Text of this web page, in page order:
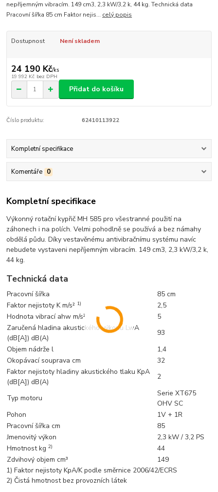
nepříjemným vibracím. 149 cm3, 2,3 kW/3,2 k, 44 kg. Technická data
Pracovní šířka 85 cm Faktor nejis... celý popis
Dostupnost Není skladem
24 190 Kč/ks
19 992 Kč bez DPH
Přidat do košíku
Číslo produktu: 62410113922
Kompletní specifikace
Komentáře 0
Kompletní specifikace
Výkonný rotační kypřič MH 585 pro všestranné použití na
záhonech i na polích. Velmi pohodlně se používá a bez námahy
obdělá půdu. Díky vestavěnému antivibračnímu systému navíc
nebudete vystaveni nepříjemným vibracím. 149 cm3, 2,3 kW/3,2 k,
44 kg.
Technická data
Pracovní šířka
85 cm
Faktor nejistoty K m/s² 1)
2,5
Hodnota vibrací ahw m/s²
5
Zaručená hladina akustického výkonu LwA
(dB[A]) dB(A)
93
Objem nádrže l
1,4
Okopávací souprava cm
32
Faktor nejistoty hladiny akustického tlaku KpA
(dB[A]) dB(A)
2
Typ motoru
Serie XT675
OHV SC
Pohon
1V + 1R
Pracovní šířka cm
85
Jmenovitý výkon
2,3 kW / 3,2 PS
Hmotnost kg2)
44
Zdvihový objem cm³
149
1) Faktor nejistoty KpA/K podle směrnice 2006/42/ECRS
2) Čistá hmotnost bez provozních látek